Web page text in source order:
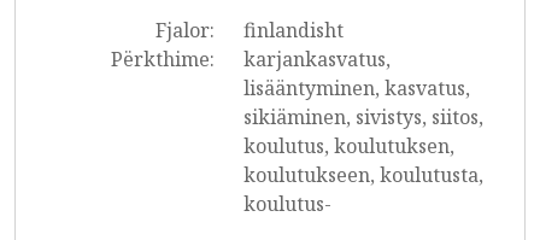
Fjalor:
finlandisht
Përkthime:
karjankasvatus,
lisääntyminen, kasvatus,
sikiäminen, sivistys, siitos,
koulutus, koulutuksen,
koulutukseen, koulutusta,
koulutus-